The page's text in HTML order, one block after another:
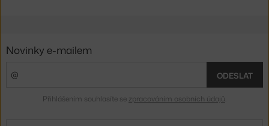
Novinky e-mailem
ODESLAT
Přihlášením souhlasíte se zpracováním osobních údajů